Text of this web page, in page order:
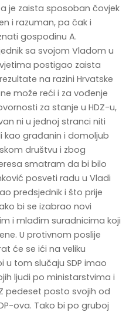
a je zaista sposoban čovjek
i razuman, pa čak i
gospodinu A.
sa svojom Vladom u
postigao zaista
na razini Hrvatske
može reći i za vođenje
za stanje u HDZ-u,
ni u jednoj stranci niti
kao građanin i domoljub
društvu i zbog
smatram da bi bilo
posveti radu u Vladi
predsjednik i što prije
bi se izabrao novi
i mlađim suradnicima koji
U protivnom poslije
će se ići na veliku
u tom slučaju SDP imao
ljudi po ministarstvima i
pedeset posto svojih od
ova. Tako bi po gruboj